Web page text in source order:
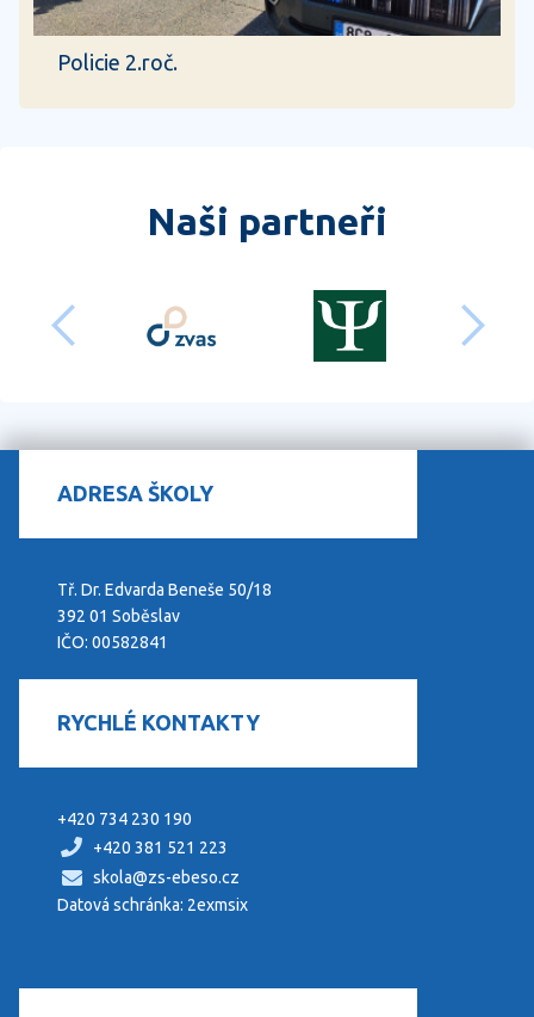
Policie 2.roč.
Naši partneři
ADRESA ŠKOLY
Tř. Dr. Edvarda Beneše 50/18
392 01 Soběslav
IČO: 00582841
RYCHLÉ KONTAKTY
+420 734 230 190
+420 381 521 223
skola@zs-ebeso.cz
Datová schránka: 2exmsix